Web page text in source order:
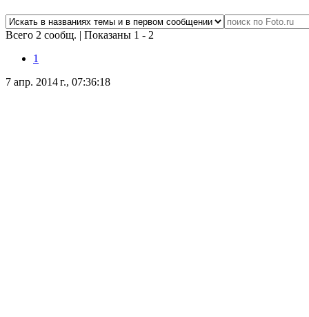
Всего 2 сообщ. | Показаны 1 - 2
1
7 апр. 2014 г., 07:36:18